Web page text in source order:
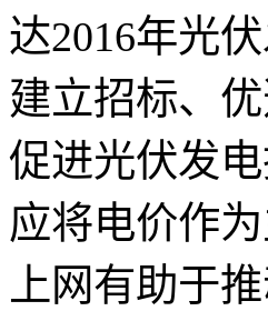
达2016年光
建立招标、
促进光伏发
应将电价作
上网有助于